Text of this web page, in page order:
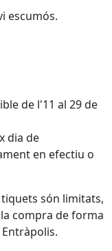
escumós.
de l'11 al 29 de
dia de
en efectiu o
són limitats,
compra de forma